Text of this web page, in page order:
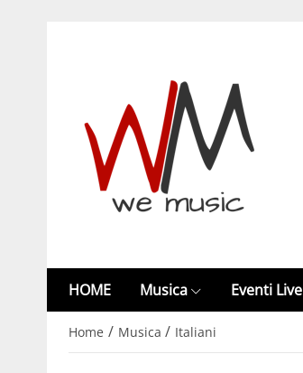
HOME Musica Eventi Live
Home / Musica / Italiani